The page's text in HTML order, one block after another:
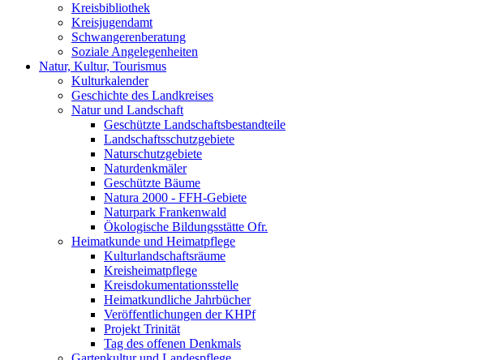
Kreisbibliothek
Kreisjugendamt
Schwangerenberatung
Soziale Angelegenheiten
Natur, Kultur, Tourismus
Kulturkalender
Geschichte des Landkreises
Natur und Landschaft
Geschützte Landschaftsbestandteile
Landschaftsschutzgebiete
Naturschutzgebiete
Naturdenkmäler
Geschützte Bäume
Natura 2000 - FFH-Gebiete
Naturpark Frankenwald
Ökologische Bildungsstätte Ofr.
Heimatkunde und Heimatpflege
Kulturlandschaftsräume
Kreisheimatpflege
Kreisdokumentationsstelle
Heimatkundliche Jahrbücher
Veröffentlichungen der KHPf
Projekt Trinität
Tag des offenen Denkmals